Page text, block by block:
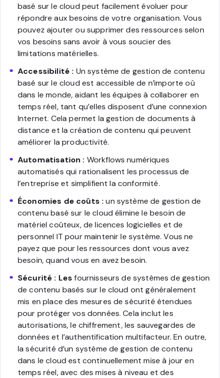
basé sur le cloud peut facilement évoluer pour
répondre aux besoins de votre organisation. Vous
pouvez ajouter ou supprimer des ressources selon
vos besoins sans avoir à vous soucier des
limitations matérielles.
Accessibilité : Un système de gestion de contenu
basé sur le cloud est accessible de n’importe où
dans le monde, aidant les équipes à collaborer en
temps réel, tant qu’elles disposent d’une connexion
Internet. Cela permet la gestion de documents à
distance et la création de contenu qui peuvent
améliorer la productivité.
Automatisation : Workflows numériques
automatisés qui rationalisent les processus de
l’entreprise et simplifient la conformité.
Économies de coûts : un système de gestion de
contenu basé sur le cloud élimine le besoin de
matériel coûteux, de licences logicielles et de
personnel IT pour maintenir le système. Vous ne
payez que pour les ressources dont vous avez
besoin, quand vous en avez besoin.
Sécurité : Les fournisseurs de systèmes de gestion
de contenu basés sur le cloud ont généralement
mis en place des mesures de sécurité étendues
pour protéger vos données. Cela inclut les
autorisations, le chiffrement, les sauvegardes de
données et l’authentification multifacteur. En outre,
la sécurité d’un système de gestion de contenu
dans le cloud est continuellement mise à jour en
temps réel, avec des mises à niveau et des